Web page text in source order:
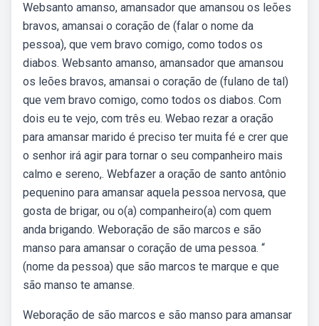
Websanto amanso, amansador que amansou os leões
bravos, amansai o coração de (falar o nome da
pessoa), que vem bravo comigo, como todos os
diabos. Websanto amanso, amansador que amansou
os leões bravos, amansai o coração de (fulano de tal)
que vem bravo comigo, como todos os diabos. Com
dois eu te vejo, com três eu. Webao rezar a oração
para amansar marido é preciso ter muita fé e crer que
o senhor irá agir para tornar o seu companheiro mais
calmo e sereno,. Webfazer a oração de santo antônio
pequenino para amansar aquela pessoa nervosa, que
gosta de brigar, ou o(a) companheiro(a) com quem
anda brigando. Weboração de são marcos e são
manso para amansar o coração de uma pessoa. “
(nome da pessoa) que são marcos te marque e que
são manso te amanse.
Weboração de são marcos e são manso para amansar